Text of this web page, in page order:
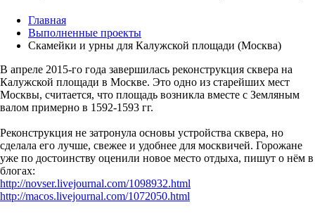
Главная
Выполненные проекты
Скамейки и урны для Калужской площади (Москва)
В апреле 2015-го года завершилась реконструкция сквера на
Калужской площади в Москве. Это одно из старейших мест
Москвы, считается, что площадь возникла вместе с Земляным
валом примерно в 1592-1593 гг.
Реконструкция не затронула основы устройства сквера, но
сделала его лучше, свежее и удобнее для москвичей. Горожане
уже по достоинству оценили новое место отдыха, пишут о нём в
блогах:
http://novser.livejournal.com/1098932.html
http://macos.livejournal.com/1072050.html